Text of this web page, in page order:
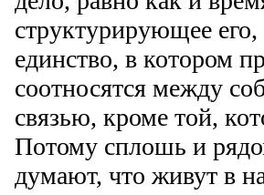
структурирующее
единство, в котором
соотносятся между
связью, кроме той,
Потому сплошь и
думают, что живут в